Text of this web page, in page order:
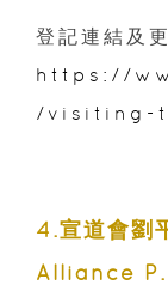
登記連結及
https://
/visiting-
4.宣道會劉
Alliance